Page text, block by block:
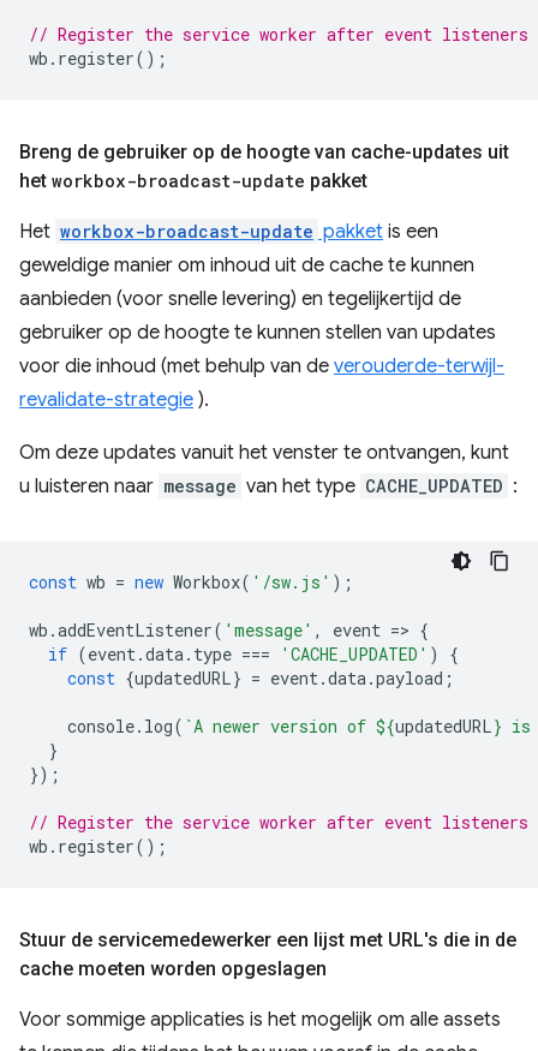
// Register the service worker after event listeners
wb . register();
Breng de gebruiker op de hoogte van cache-updates uit
het workbox-broadcast-update pakket
Het workbox-broadcast-update pakket is een
geweldige manier om inhoud uit de cache te kunnen
aanbieden (voor snelle levering) en tegelijkertijd de
gebruiker op de hoogte te kunnen stellen van updates
voor die inhoud (met behulp van de verouderde-terwijl-
revalidate-strategie ).
Om deze updates vanuit het venster te ontvangen, kunt
u luisteren naar message van het type CACHE_UPDATED :
const wb = new Workbox( '/sw.js' );
wb .addEventListener( 'message' , event => {
if (event.data. type === 'CACHE_UPDATED' )
{
const {updatedURL} = event.data.payload ;
console. log( `A newer version of ${updatedURL} is
}
});
// Register the service worker after event listeners
wb . register();
Stuur de servicemedewerker een lijst met URL's die in de
cache moeten worden opgeslagen
Voor sommige applicaties is het mogelijk om alle assets